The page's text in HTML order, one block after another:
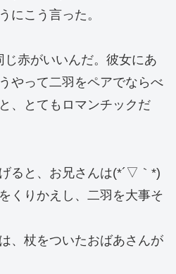
にこう言った。
じ赤がいいんだ。彼女にあ
やって二羽をペアでならべ
、とてもロマンチックだ
ると、お兄さんは(*´▽｀*)
くりかえし、二羽を大事そ
、杖をついたおばあさんが